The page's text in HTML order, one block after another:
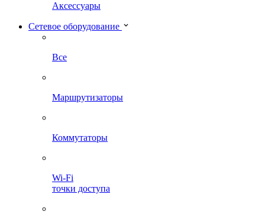
Аксессуары
Сетевое оборудование
Все
Маршрутизаторы
Коммутаторы
Wi-Fi
точки доступа